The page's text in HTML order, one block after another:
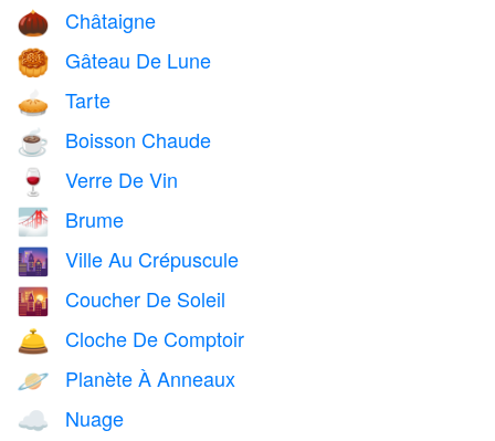
🌰 Châtaigne
🥮 Gâteau De Lune
🥧 Tarte
☕ Boisson Chaude
🍷 Verre De Vin
🌁 Brume
🌆 Ville Au Crépuscule
🌇 Coucher De Soleil
🛎️ Cloche De Comptoir
🪐 Planète À Anneaux
☁️ Nuage